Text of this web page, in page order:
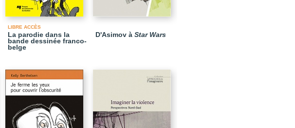
LIBRE ACCÈS
La parodie dans la
bande dessinée franco-
belge
D'Asimov à Star Wars